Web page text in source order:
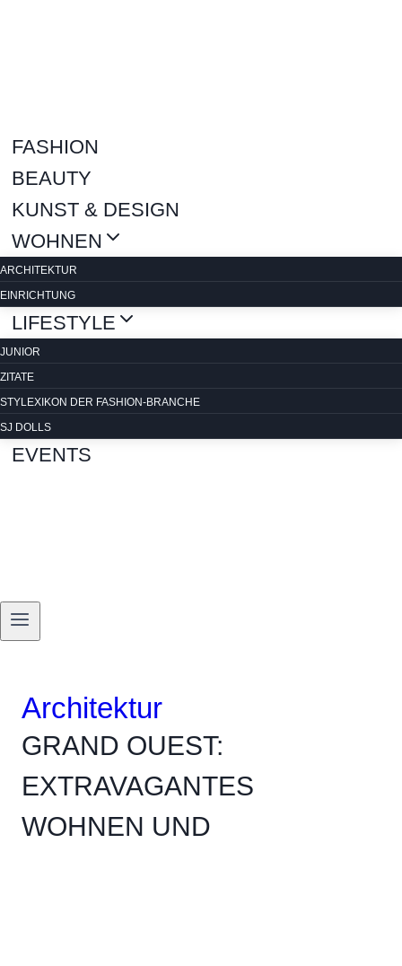
FASHION
BEAUTY
KUNST & DESIGN
WOHNEN
ARCHITEKTUR
EINRICHTUNG
LIFESTYLE
JUNIOR
ZITATE
STYLEXIKON DER FASHION-BRANCHE
SJ DOLLS
EVENTS
Architektur
GRAND OUEST:
EXTRAVAGANTES
WOHNEN UND